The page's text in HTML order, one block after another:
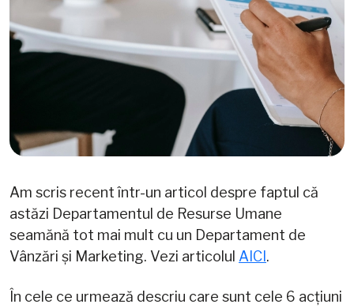
Am scris recent într-un articol despre faptul că
astăzi Departamentul de Resurse Umane
seamănă tot mai mult cu un Departament de
Vânzări și Marketing. Vezi articolul AICI.
În cele ce urmează descriu care sunt cele 6 acțiuni